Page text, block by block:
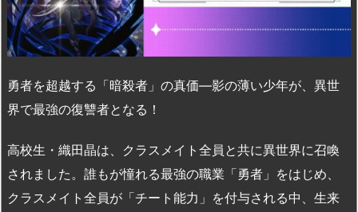
勇者を超越する「暗殺者」の真価—影の薄い少年が、異世
界で最強の復讐者となる！
高校生・織田晶は、クラスメイト全員と共に異世界に召喚
されました。誰もが憧れる最強の職業「勇者」をはじめ、
クラスメイト全員が「チート能力」を付与される中、生来